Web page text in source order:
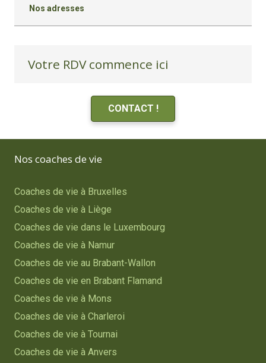
Nos adresses
Votre RDV commence ici
CONTACT !
Nos coaches de vie
Coaches de vie à Bruxelles
Coaches de vie à Liège
Coaches de vie dans le Luxembourg
Coaches de vie à Namur
Coaches de vie au Brabant-Wallon
Coaches de vie en Brabant Flamand
Coaches de vie à Mons
Coaches de vie à Charleroi
Coaches de vie à Tournai
Coaches de vie à Anvers